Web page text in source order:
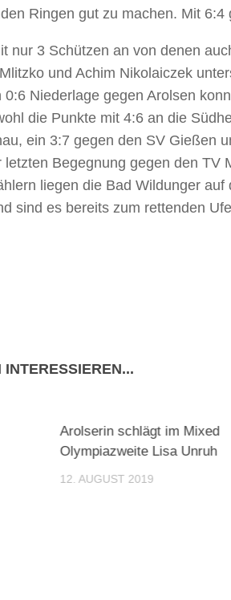
Ringen gut zu machen. Mit
nur 3 Schützen an von denen
und Achim Nikolaiczek
Niederlage gegen Arolsen
die Punkte mit 4:6 an die
ein 3:7 gegen den SV Gießen
Begegnung gegen den TV
liegen die Bad Wildunger
sind es bereits zum rettenden
Arolserin schlägt im Mixed
Olympiazweite Lisa Unruh
12. AUGUST 2019